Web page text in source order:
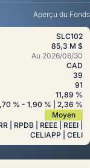
Aperçu du Fonds
SLC102
85,3 M $
Au 2026/06/30
CAD
39
91
11,89 %
% - 1,90 % | 2,36 %
Moyen
| RPDB | REEE | REEI |
CELIAPP | CELI